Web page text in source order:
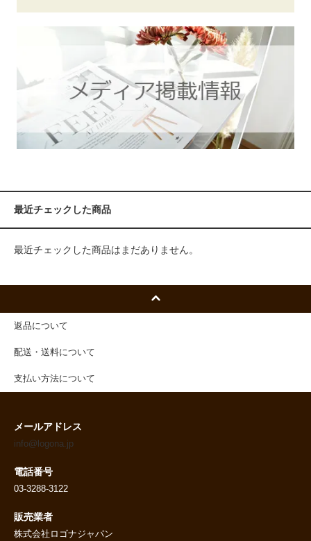
最近チェックした商品
最近チェックした商品はまだありません。
返品について
配送・送料について
支払い方法について
メールアドレス
info@logona.jp
電話番号
03-3288-3122
販売業者
株式会社ロゴナジャパン